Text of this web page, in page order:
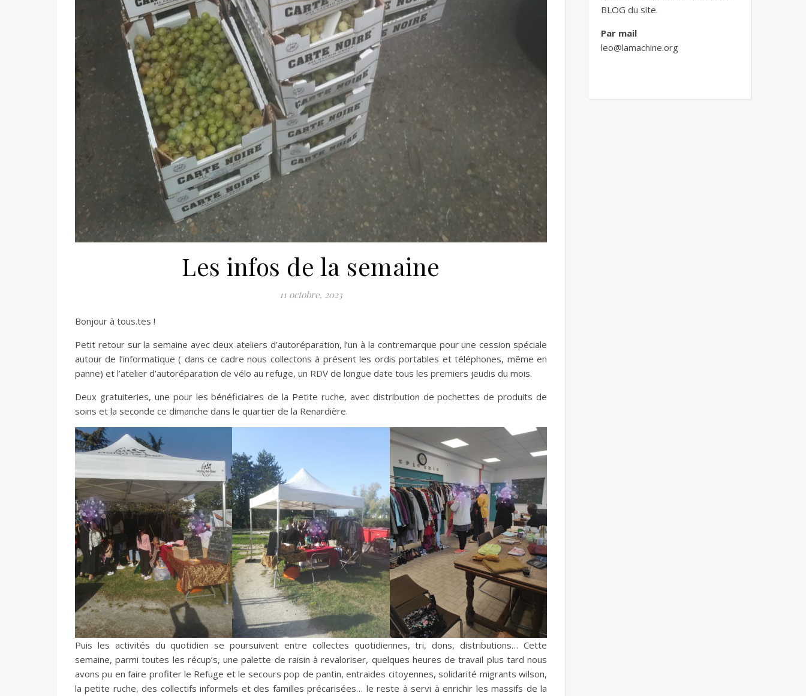
Les infos de la semaine
11 octobre, 2023
Bonjour à tous.tes !
Petit retour sur la semaine avec deux ateliers d’autoréparation, l’un à la contremarque pour une cession spéciale
autour de l’informatique ( dans ce cadre nous collectons à présent les ordis portables et téléphones, même en
panne) et l’atelier d’autoréparation de vélo au refuge, un RDV de longue date tous les premiers jeudis du mois.
Deux gratuiteries, une pour les bénéficiaires de la Petite ruche, avec distribution de pochettes de produits de
soins et la seconde ce dimanche dans le quartier de la Renardière.
Puis les activités du quotidien se poursuivent entre collectes quotidiennes, tri, dons, distributions… Cette
semaine, parmi toutes les récup’s, une palette de raisin à revaloriser, quelques heures de travail plus tard nous
avons pu en faire profiter le Refuge et le secours pop de pantin, entraides citoyennes, solidarité migrants wilson,
la petite ruche, des collectifs informels et des familles précarisées… le reste à servi à enrichir les massifs de la
BLOG du site.
Par mail
leo@lamachine.org